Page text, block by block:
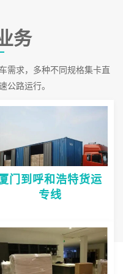
务
需求，多种不同规格集卡直
公路运行。
门到呼和浩特货运
专线